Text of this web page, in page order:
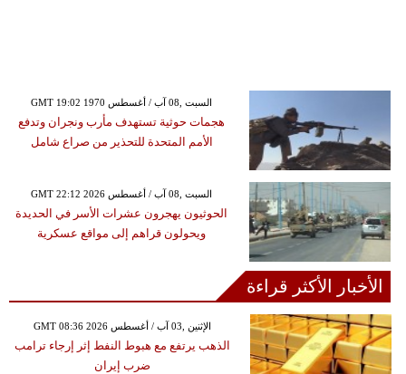
GMT 19:02 1970 السبت ,08 آب / أغسطس
هجمات حوثية تستهدف مأرب ونجران وتدفع
الأمم المتحدة للتحذير من صراع شامل
GMT 22:12 2026 السبت ,08 آب / أغسطس
الحوثيون يهجرون عشرات الأسر في الحديدة
ويحولون قراهم إلى مواقع عسكرية
الأخبار الأكثر قراءة
GMT 08:36 2026 الإثنين ,03 آب / أغسطس
الذهب يرتفع مع هبوط النفط إثر إرجاء ترامب
ضرب إيران